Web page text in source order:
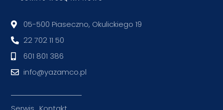
05-500 Piaseczno, Okulickiego 19
22 702 11 50
601 801 386
info@yazamco.pl